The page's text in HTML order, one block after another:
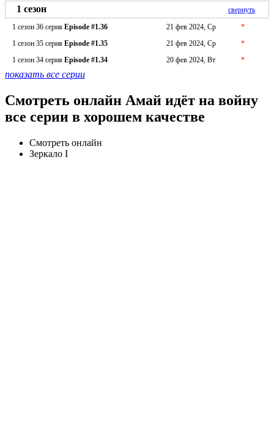
1 сезон
свернуть
1 сезон 36 серия Episode #1.36 21 фев 2024, Ср
*
1 сезон 35 серия Episode #1.35 21 фев 2024, Ср
*
1 сезон 34 серия Episode #1.34 20 фев 2024, Вт *
показать все серии
Смотреть онлайн Амай идёт на войну
все серии в хорошем качестве
Смотреть онлайн
Зеркало I